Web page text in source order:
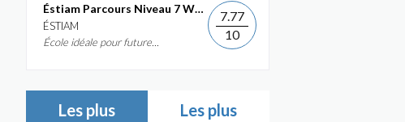
Éstiam Parcours Niveau 7 Web &...
ÉSTIAM
École idéale pour future...
7.77
10
Les plus
Les plus